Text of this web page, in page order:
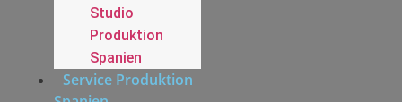
Studio
Produktion
Spanien
Service Produktion